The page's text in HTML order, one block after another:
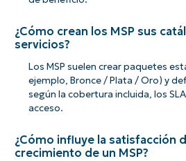
¿Cómo crean los MSP sus
servicios?
Los MSP suelen crear paquetes
ejemplo, Bronce / Plata / Oro) y
según la cobertura incluida, los
acceso.
¿Cómo influye la satisfacción
crecimiento de un MSP?